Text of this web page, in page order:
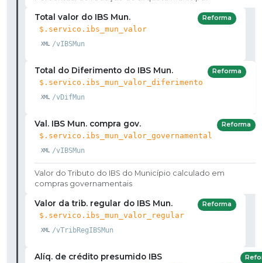
Total valor do IBS Mun.
$.servico.ibs_mun_valor
/vIBSMun
Reforma
Total do Diferimento do IBS Mun.
$.servico.ibs_mun_valor_diferimento
/vDifMun
Reforma
Val. IBS Mun. compra gov.
$.servico.ibs_mun_valor_governamental
/vIBSMun
Reforma
Valor do Tributo do IBS do Município calculado em
compras governamentais
Valor da trib. regular do IBS Mun.
$.servico.ibs_mun_valor_regular
/vTribRegIBSMun
Reforma
Alíq. de crédito presumido IBS